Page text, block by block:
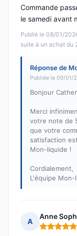
Publié le 08/01/
suite à un achat du
Commande
le samedi avant
Réponse de
Publiée le 09/01/
Bonjour
Merci
votre note de
que votre
satisfaction
Mon-liquide !
Cordialement,
L'équipe Mon-
A
Anne
Note : 5